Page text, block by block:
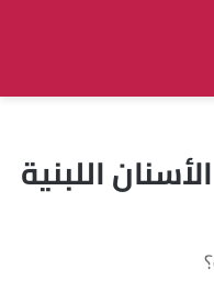
اللبنية